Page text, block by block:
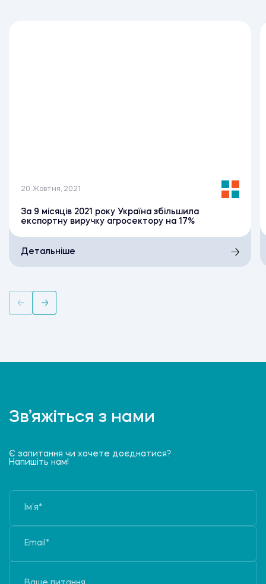
20 Жовтня, 2021
За 9 місяців 2021 року Україна збільшила
експортну виручку агросектору на 17%
Детальніше
Зв’яжіться з нами
Є запитання чи хочете доєднатися?
Напишіть нам!